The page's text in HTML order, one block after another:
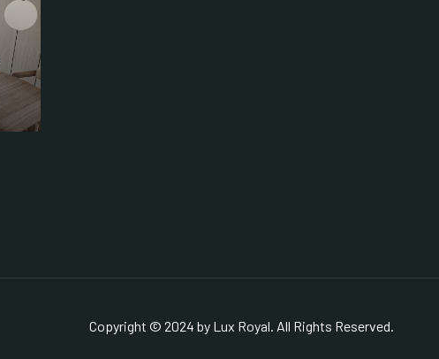
Copyright © 2024 by Lux Royal. All Rights Reserved.